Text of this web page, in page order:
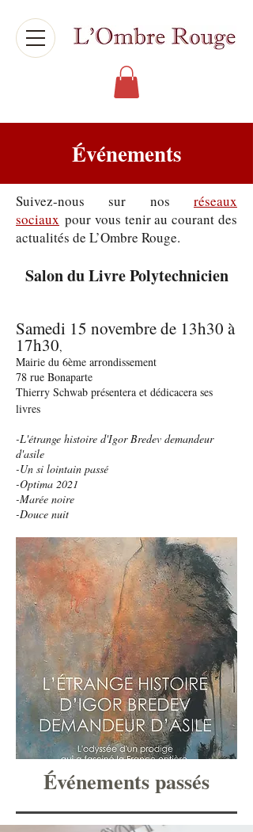
Événements
Suivez-nous sur nos réseaux
sociaux pour vous tenir au courant des
actualités de L’Ombre Rouge.
Salon du Livre Polytechnicien
Samedi 15 novembre de 13h30 à
17h30,
Mairie du 6ème arrondissement
78 rue Bonaparte
Thierry Schwab présentera et dédicacera ses
livres
-L'étrange histoire d'Igor Bredev demandeur
d'asile
-Un si lointain passé
-Optima 2021
-Marée noire
-Douce nuit
Événements passés